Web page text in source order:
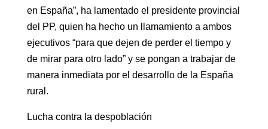
en España”, ha lamentado el presidente provincial
del PP, quien ha hecho un llamamiento a ambos
ejecutivos “para que dejen de perder el tiempo y
de mirar para otro lado” y se pongan a trabajar de
manera inmediata por el desarrollo de la España
rural.
Lucha contra la despoblación